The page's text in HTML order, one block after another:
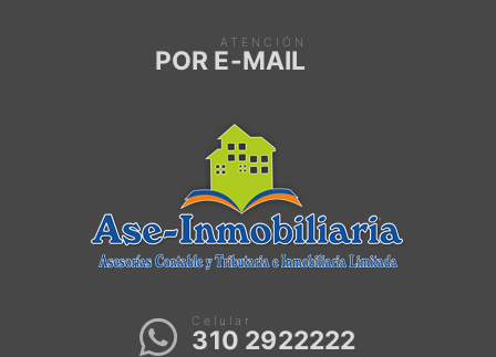
ATENCIÓN
POR E-MAIL
Celular
310 2922222